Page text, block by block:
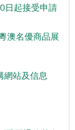
日起接受申請
澳名優商品展
網站及信息